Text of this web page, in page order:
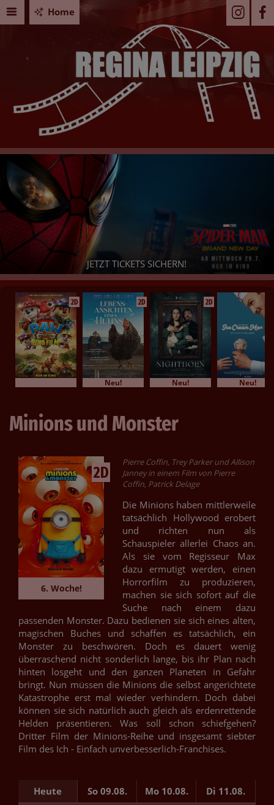
Home
PAW PATROL: DER DINO FILM
Seid Ihr bereit für ein dino-starkes Abenteuer? - Dann sichert
Euch jetzt Eure Tickets!
2D 2D
Neu!
2D
Neu! Neu!
Minions und Monster
2D
6. Woche!
Pierre Coffin, Trey Parker und Allison
Janney in einem Film von Pierre
Coffin, Patrick Delage
Die Minions haben mittlerweile
tatsächlich Hollywood erobert
und richten nun als
Schauspieler allerlei Chaos an.
Als sie vom Regisseur Max
dazu ermutigt werden, einen
Horrorfilm zu produzieren,
machen sie sich sofort auf die
Suche nach einem dazu
passenden Monster. Dazu bedienen sie sich eines alten,
magischen Buches und schaffen es tatsächlich, ein
Monster zu beschwören. Doch es dauert wenig
überraschend nicht sonderlich lange, bis ihr Plan nach
hinten losgeht und den ganzen Planeten in Gefahr
bringt. Nun müssen die Minions die selbst angerichtete
Katastrophe erst mal wieder verhindern. Doch dabei
können sie sich natürlich auch gleich als erdenrettende
Helden präsentieren. Was soll schon schiefgehen?
Dritter Film der Minions-Reihe und insgesamt siebter
Film des Ich - Einfach unverbesserlich-Franchises.
Heute So 09.08. Mo 10.08. Di 11.08.